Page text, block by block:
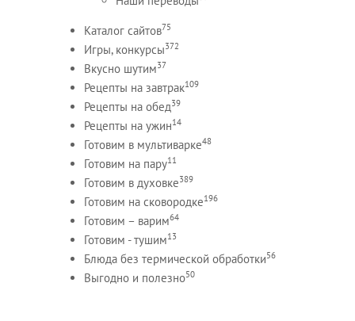
Каталог сайтов75
Игры, конкурсы372
Вкусно шутим37
Рецепты на завтрак109
Рецепты на обед39
Рецепты на ужин14
Готовим в мультиварке48
Готовим на пару11
Готовим в духовке389
Готовим на сковородке196
Готовим – варим64
Готовим - тушим13
Блюда без термической обработки56
Выгодно и полезно50